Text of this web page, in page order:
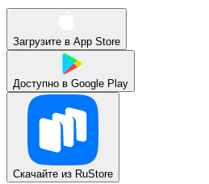
Загрузите в App Store
Доступно в Google Play
Скачайте из RuStore